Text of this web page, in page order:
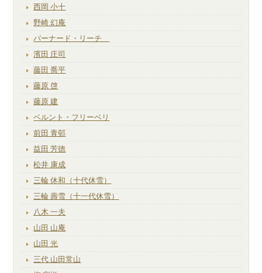
西岡 小十
野崎 幻庵
バーナード・リーチ
濱田 庄司
藤田 喬平
藤原 啓
藤原 建
ベルント・フリーベリ
前田 青邨
益田 芳徳
松井 康成
三輪 休和（十代休雪）
三輪 壽雪（十一代休雪）
八木 一夫
山田 山庵
山田 光
三代 山田常山